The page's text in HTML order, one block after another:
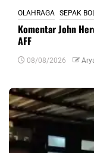
OLAHRAGA SEPAK
Komentar John
AFF
08/08/2026